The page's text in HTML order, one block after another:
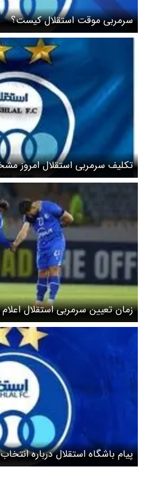
سرمربی موقت استقلال کیست؟
تکلیف سرمربی استقلال امروز
زمان تعیین سرمربی استقلال
پیام باشگاه استقلال درباره
هواداران